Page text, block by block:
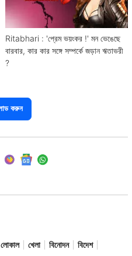
Ritabhari : 'প্রেম ভয়ংকর !' মন ভেঙেছে
বারবার, কার কার সঙ্গে সম্পর্কে জড়ান ঋতাভরী
?
করুন
লোকাল খেলা বিনোদন
বিদেশ